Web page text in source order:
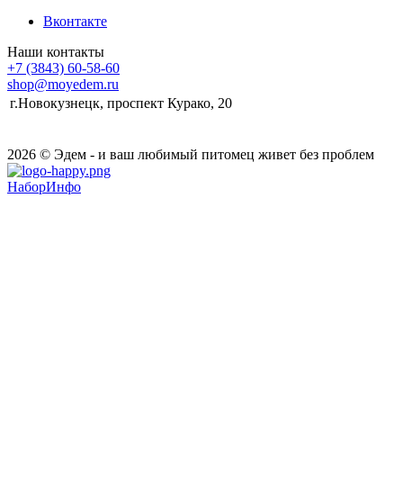
Вконтакте
Наши контакты
+7 (3843) 60-58-60
shop@moyedem.ru
г.Новокузнецк, проспект Курако, 20
2026 © Эдем - и ваш любимый питомец живет без проблем
НаборИнфо